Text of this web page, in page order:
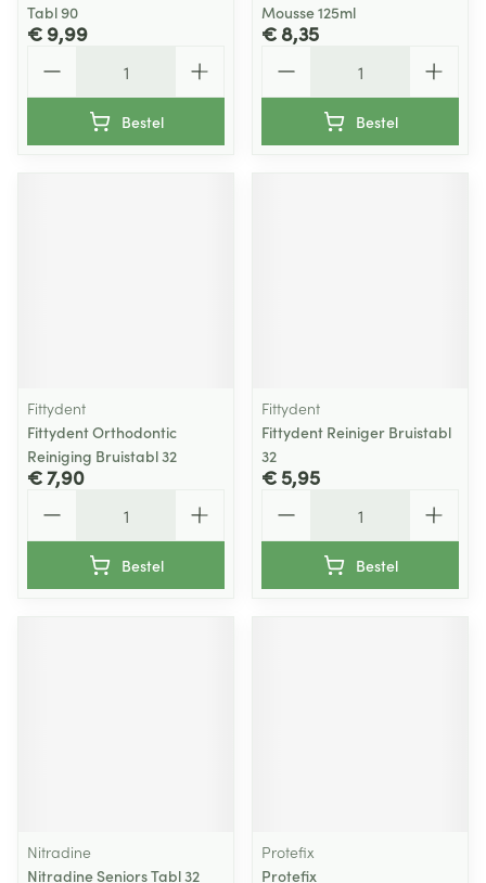
Tabl 90
€ 9,99
Bestel
Mousse 125ml
€ 8,35
Bestel
Fittydent
Fittydent Orthodontic
Reiniging Bruistabl 32
€ 7,90
Bestel
Fittydent
Fittydent Reiniger Bruistabl
32
€ 5,95
Bestel
Nitradine
Nitradine Seniors Tabl 32
Protefix
Protefix